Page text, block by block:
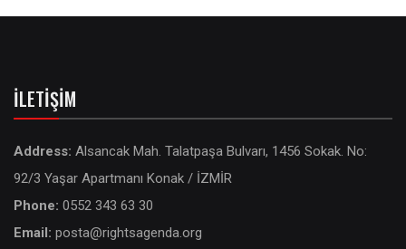
İLETIŞIM
Address: Alsancak Mah. Talatpaşa Bulvarı, 1456 Sokak. No:
92/3 Yaşar Apartmanı Konak / İZMİR
Phone: 0552 343 63 30
Email: posta@rightsagenda.org